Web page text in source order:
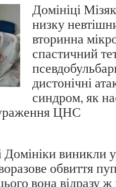
Домініці
низку
вторинна
спастичний
дистонічні
синдром, як
ЦНС
виникли
обвиття
вона відразу